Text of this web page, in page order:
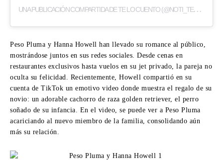
U
NA PUBLICACIÓN COMPARTIDA DE TE LO CUENTO (@NOTI_TELOCUENTO)
Peso Pluma y Hanna Howell han llevado su romance al público,
mostrándose juntos en sus redes sociales. Desde cenas en
restaurantes exclusivos hasta vuelos en su jet privado, la pareja no
oculta su felicidad. Recientemente, Howell compartió en su
cuenta de TikTok un emotivo video donde muestra el regalo de su
novio: un adorable cachorro de raza golden retriever, el perro
soñado de su infancia. En el video, se puede ver a Peso Pluma
acariciando al nuevo miembro de la familia, consolidando aún
más su relación.